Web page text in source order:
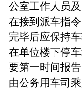
公室工作人员
在接到派车指
完毕后应保持
在单位楼下停
要第一时间报
由公务用车司乘